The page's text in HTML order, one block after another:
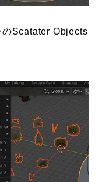
のScatater Objects